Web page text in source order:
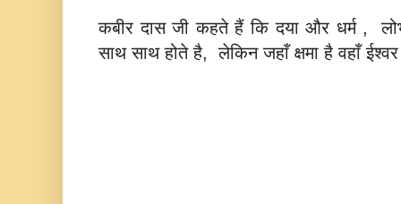
कबीर दास जी कहते हैं कि दया और धर्म ,
साथ साथ होते है, लेकिन जहाँ क्षमा है वहाँ